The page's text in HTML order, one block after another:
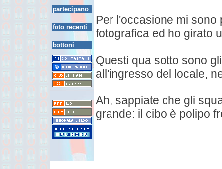
partecipano
foto recenti
bottoni
Per l'occasione mi sono
fotografica ed ho girato
Questi qua sotto sono
all'ingresso del locale,
Ah, sappiate che gli
grande: il cibo è polipo